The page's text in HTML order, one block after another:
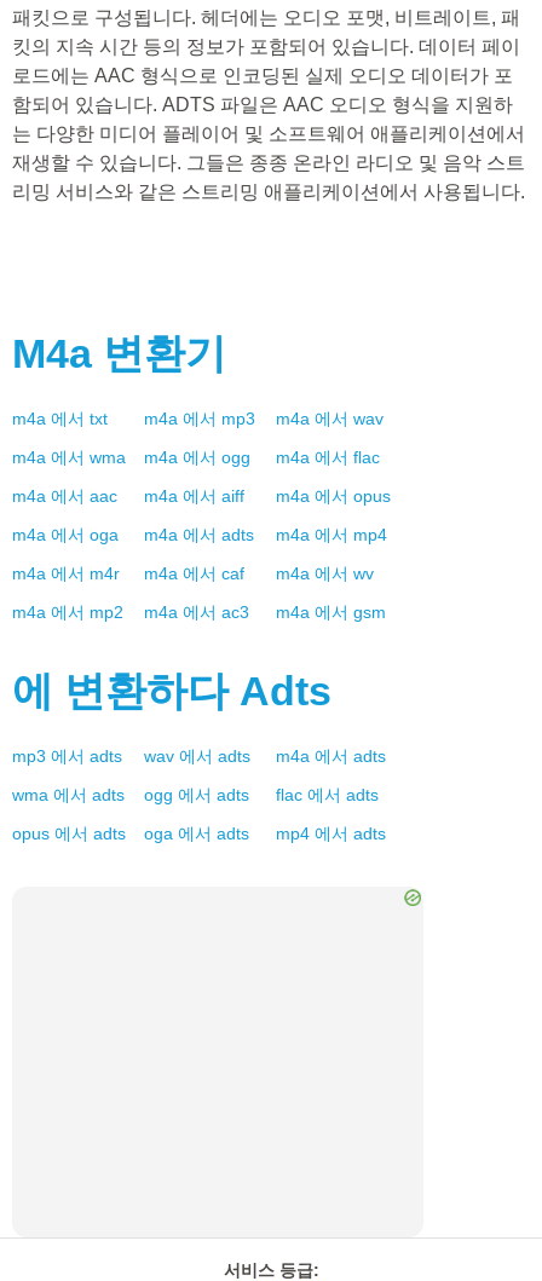
패킷으로 구성됩니다. 헤더에는 오디오 포맷, 비트레이트, 패
킷의 지속 시간 등의 정보가 포함되어 있습니다. 데이터 페이
로드에는 AAC 형식으로 인코딩된 실제 오디오 데이터가 포
함되어 있습니다. ADTS 파일은 AAC 오디오 형식을 지원하
는 다양한 미디어 플레이어 및 소프트웨어 애플리케이션에서
재생할 수 있습니다. 그들은 종종 온라인 라디오 및 음악 스트
리밍 서비스와 같은 스트리밍 애플리케이션에서 사용됩니다.
M4a 변환기
m4a 에서 txt m4a 에서 mp3 m4a 에서 wav
m4a 에서 wma m4a 에서 ogg m4a 에서 flac
m4a 에서 aac m4a 에서 aiff m4a 에서 opus
m4a 에서 oga m4a 에서 adts m4a 에서 mp4
m4a 에서 m4r m4a 에서 caf m4a 에서 wv
m4a 에서 mp2 m4a 에서 ac3 m4a 에서 gsm
에 변환하다 Adts
mp3 에서 adts wav 에서 adts m4a 에서 adts
wma 에서 adts ogg 에서 adts flac 에서 adts
opus 에서 adts oga 에서 adts mp4 에서 adts
서비스 등급: